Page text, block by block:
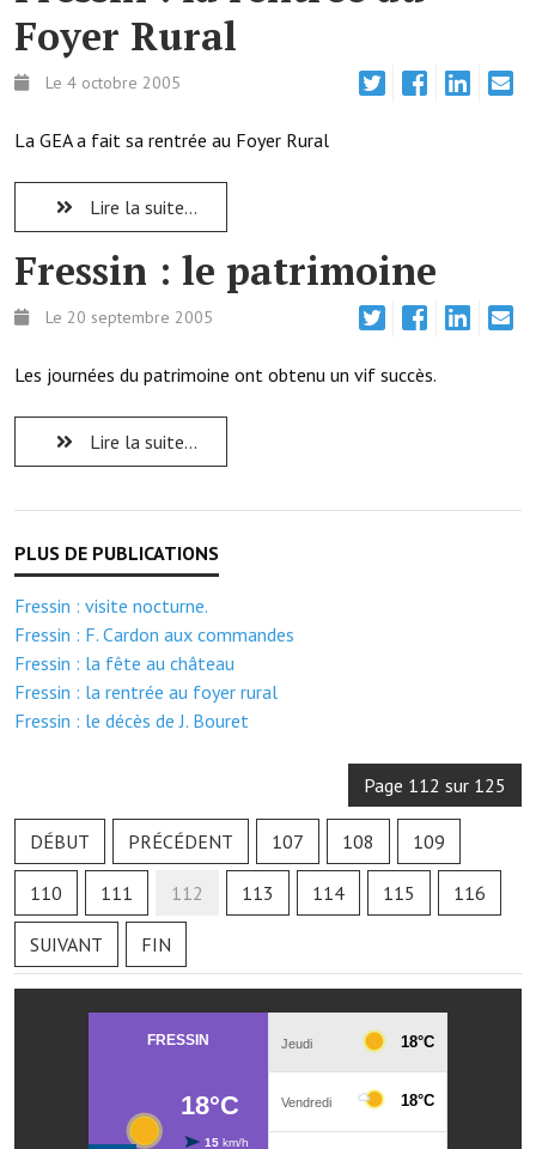
Elus et agents
Les moyens financiers
Note de synthèse financière
Procès verbaux des conseils municipaux
Le bulletin municipal : Fressinfo & Le Fressinois
Le village dans l'intercommunalité
Communauté de communes
L'association des maires
Le conseil départemental
VILLE PRATIQUE
Services publics intercommunaux
Eaux, assainissement
Foyer Rural
Le 4 octobre 2005
La GEA a fait sa rentrée au Foyer Rural
Lire la suite...
Fressin : le patrimoine
Le 20 septembre 2005
Les journées du patrimoine ont obtenu un vif succès.
Lire la suite...
Fressin : visite nocturne.
Fressin : F. Cardon aux commandes
Fressin : la fête au château
Fressin : la rentrée au foyer rural
Fressin : le décès de J. Bouret
Page 112 sur 125
DÉBUT PRÉCÉDENT 107 108 109
110 111 112 113 114 115 116
SUIVANT FIN